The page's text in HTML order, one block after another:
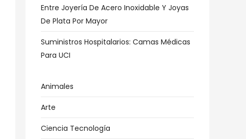
Entre Joyería De Acero Inoxidable Y Joyas
De Plata Por Mayor
Suministros Hospitalarios: Camas Médicas
Para UCI
Animales
Arte
Ciencia Tecnología